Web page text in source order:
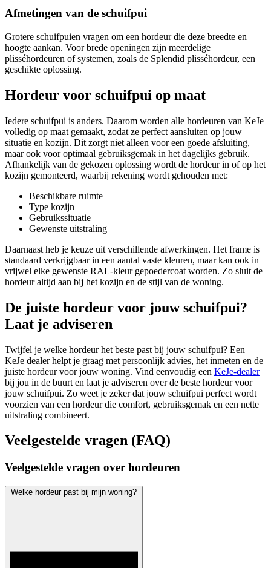
Afmetingen van de schuifpui
Grotere schuifpuien vragen om een hordeur die deze breedte en
hoogte aankan. Voor brede openingen zijn meerdelige
plisséhordeuren of systemen, zoals de Splendid plisséhordeur, een
geschikte oplossing.
Hordeur voor schuifpui op maat
Iedere schuifpui is anders. Daarom worden alle hordeuren van KeJe
volledig op maat gemaakt, zodat ze perfect aansluiten op jouw
situatie en kozijn. Dit zorgt niet alleen voor een goede afsluiting,
maar ook voor optimaal gebruiksgemak in het dagelijks gebruik.
Afhankelijk van de gekozen oplossing wordt de hordeur in of op het
kozijn gemonteerd, waarbij rekening wordt gehouden met:
Beschikbare ruimte
Type kozijn
Gebruikssituatie
Gewenste uitstraling
Daarnaast heb je keuze uit verschillende afwerkingen. Het frame is
standaard verkrijgbaar in een aantal vaste kleuren, maar kan ook in
vrijwel elke gewenste RAL-kleur gepoedercoat worden. Zo sluit de
hordeur altijd aan bij het kozijn en de stijl van de woning.
De juiste hordeur voor jouw schuifpui?
Laat je adviseren
Twijfel je welke hordeur het beste past bij jouw schuifpui? Een
KeJe dealer helpt je graag met persoonlijk advies, het inmeten en de
juiste hordeur voor jouw woning. Vind eenvoudig een KeJe-dealer
bij jou in de buurt en laat je adviseren over de beste hordeur voor
jouw schuifpui. Zo weet je zeker dat jouw schuifpui perfect wordt
voorzien van een hordeur die comfort, gebruiksgemak en een nette
uitstraling combineert.
Veelgestelde vragen (FAQ)
Veelgestelde vragen over hordeuren
Welke hordeur past bij mijn woning?